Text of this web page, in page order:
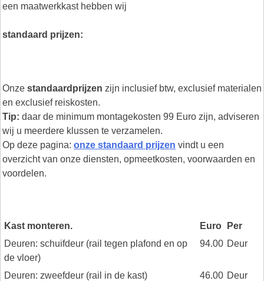
een maatwerkkast hebben wij
standaard prijzen:
Onze standaardprijzen zijn inclusief btw, exclusief materialen
en exclusief reiskosten.
Tip: daar de minimum montagekosten 99 Euro zijn, adviseren
wij u meerdere klussen te verzamelen.
Op deze pagina: onze standaard prijzen vindt u een
overzicht van onze diensten, opmeetkosten, voorwaarden en
voordelen.
Kast monteren. Euro
Per
Deuren: schuifdeur (rail tegen plafond en op
de vloer)
94.00 Deur
Deuren: zweefdeur (rail in de kast) 46.00 Deur